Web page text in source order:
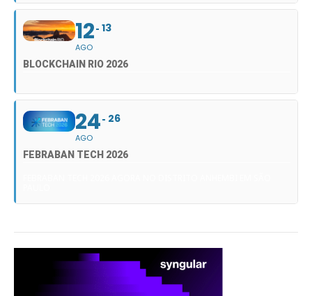
12
AGO
13
BLOCKCHAIN RIO 2026
24
AGO
26
FEBRABAN TECH 2026